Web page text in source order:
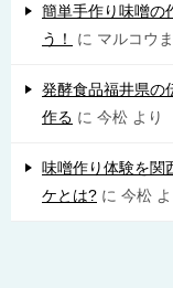
簡単手作り味噌の
う！
に マルコウ
発酵食品福井県の
作る に 今松 より
味噌作り体験を関
ケとは? に 今松